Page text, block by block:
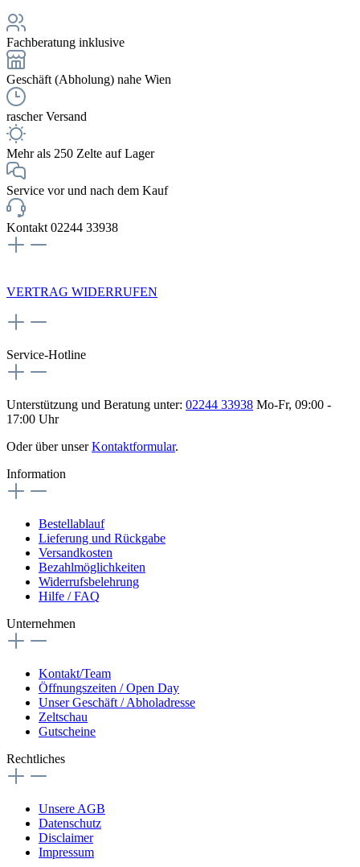
Fachberatung inklusive
Geschäft (Abholung) nahe Wien
rascher Versand
Mehr als 250 Zelte auf Lager
Service vor und nach dem Kauf
Kontakt 02244 33938
VERTRAG WIDERRUFEN
Service-Hotline
Unterstützung und Beratung unter: 02244 33938 Mo-Fr, 09:00 -
17:00 Uhr
Oder über unserKontaktformular.
Information
Bestellablauf
Lieferung und Rückgabe
Versandkosten
Bezahlmöglichkeiten
Widerrufsbelehrung
Hilfe / FAQ
Unternehmen
Kontakt/Team
Öffnungszeiten / Open Day
Unser Geschäft / Abholadresse
Zeltschau
Gutscheine
Rechtliches
Unsere AGB
Datenschutz
Disclaimer
Impressum